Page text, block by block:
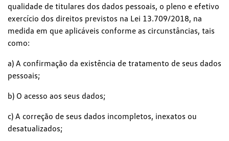
qualidade de titulares dos dados pessoais, o pleno e efetivo
exercício dos direitos previstos na Lei 13.709/2018, na
medida em que aplicáveis conforme as circunstâncias, tais
como:
a) A confirmação da existência de tratamento de seus dados
pessoais;
b) O acesso aos seus dados;
c) A correção de seus dados incompletos, inexatos ou
desatualizados;